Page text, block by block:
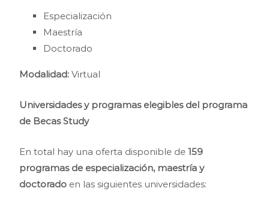
Especialización
Maestría
Doctorado
Modalidad: Virtual
Universidades y programas elegibles del programa
de Becas Study
En total hay una oferta disponible de 159
programas de especialización, maestría y
doctorado en las siguientes universidades: